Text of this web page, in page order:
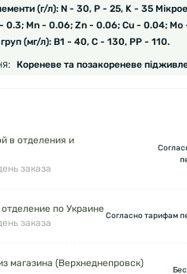
(г/л): N - 30, P - 25, K - 35
0.3; Mn - 0.06; Zn - 0.06; Cu - 0.04; Mo
(мг/л): В1 - 40, С - 130, РР - 110.
Кореневе та позакореневе
в отделения и
заказа
по Украине
заказа
Согласно тарифам
магазина (Верхнеднепровск)